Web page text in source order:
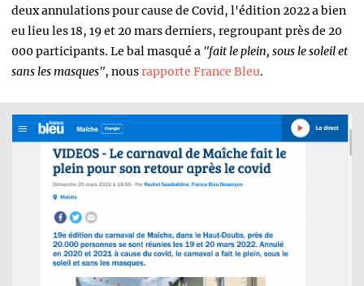
deux annulations pour cause de Covid, l'édition 2022 a bien
eu lieu les 18, 19 et 20 mars derniers, regroupant près de 20
000 participants. Le bal masqué a "fait le plein, sous le soleil et
sans les masques", nousrapporte France Bleu.